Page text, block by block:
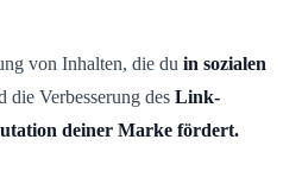
von Inhalten, die du in sozialen
die Verbesserung des Link-
deiner Marke fördert.